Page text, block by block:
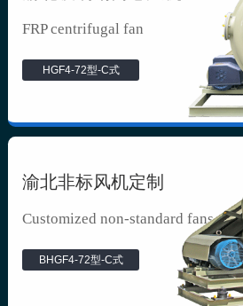
FRP centrifugal fan
HGF4-72型-C式
渝北非标风机定制
Customized non-standard fans
BHGF4-72型-C式